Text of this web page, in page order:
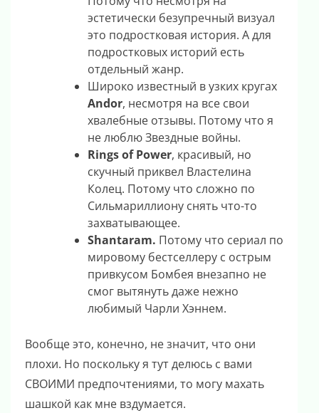
эстетически безупречный визуал
это подростковая история. А для
подростковых историй есть
отдельный жанр.
Широко известный в узких кругах
Andor, несмотря на все свои
хвалебные отзывы. Потому что я
не люблю Звездные войны.
Rings of Power, красивый, но
скучный приквел Властелина
Колец. Потому что сложно по
Сильмариллиону снять что-то
захватывающее.
Shantaram. Потому что сериал по
мировому бестселлеру с острым
привкусом Бомбея внезапно не
смог вытянуть даже нежно
любимый Чарли Хэннем.
Вообще это, конечно, не значит, что они
плохи. Но поскольку я тут делюсь с вами
СВОИМИ предпочтениями, то могу махать
шашкой как мне вздумается.